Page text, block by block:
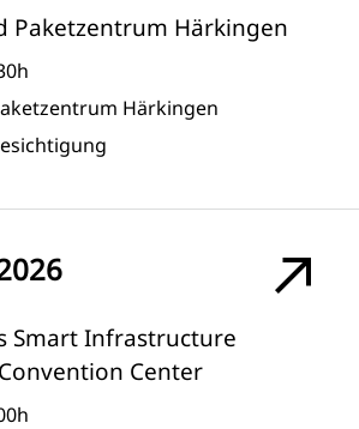
Paketzentrum Härkingen
Härkingen
Smart Infrastructure
Center